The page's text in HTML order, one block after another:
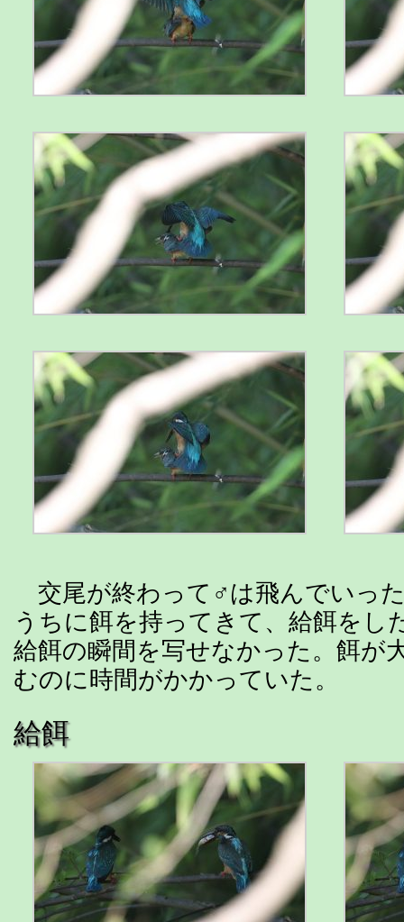
交尾が終わって♂は飛んでいっ
うちに餌を持ってきて、給餌をし
給餌の瞬間を写せなかった。餌が
むのに時間がかかっていた。
給餌